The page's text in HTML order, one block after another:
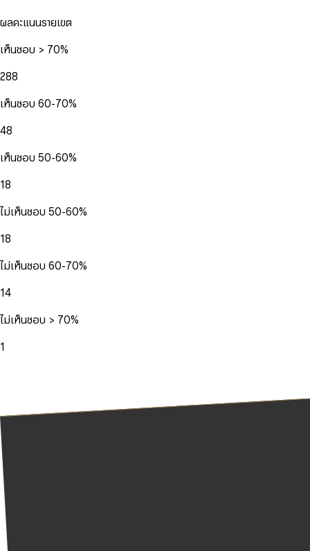
ผลคะแนนรายเขต
เห็นชอบ > 70%
288
เห็นชอบ 60-70%
48
เห็นชอบ 50-60%
18
ไม่เห็นชอบ 50-60%
18
ไม่เห็นชอบ 60-70%
14
ไม่เห็นชอบ > 70%
1